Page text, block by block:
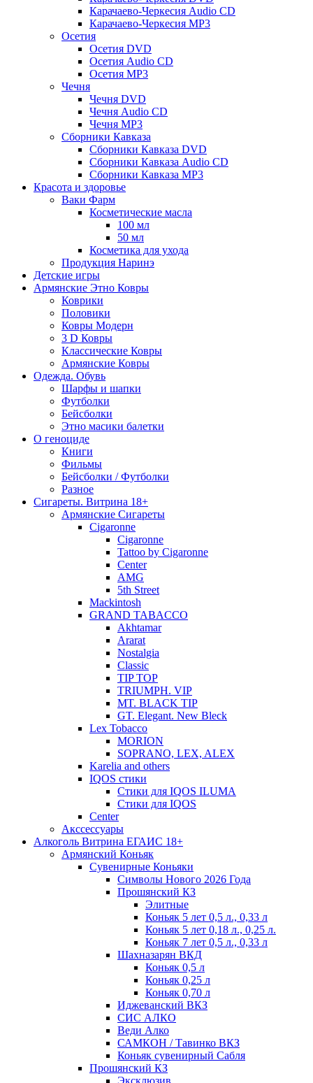
Карачаево-Черкесия Audio CD
Карачаево-Черкесия MP3
Осетия
Осетия DVD
Осетия Audio CD
Осетия MP3
Чечня
Чечня DVD
Чечня Audio CD
Чечня MP3
Сборники Кавказа
Сборники Кавказа DVD
Сборники Кавказа Audio CD
Сборники Кавказа MP3
Красота и здоровье
Ваки Фарм
Косметические масла
100 мл
50 мл
Косметика для ухода
Продукция Наринэ
Детские игры
Армянские Этно Ковры
Коврики
Половики
Ковры Модерн
3 D Ковры
Классические Ковры
Армянские Ковры
Одежда. Обувь
Шарфы и шапки
Футболки
Бейсболки
Этно масики балетки
О геноциде
Книги
Фильмы
Бейсболки / Футболки
Разное
Сигареты. Витрина 18+
Армянские Сигареты
Cigaronne
Cigaronne
Tattoo by Cigaronne
Center
AMG
5th Street
Mackintosh
GRAND TABACCO
Akhtamar
Ararat
Nostalgia
Classic
TIP TOP
TRIUMPH. VIP
MT. BLACK TIP
GT. Elegant. New Bleck
Lex Tobacco
MORION
SOPRANO, LEX, ALEX
Karelia and others
IQOS стики
Стики для IQOS ILUMA
Стики для IQOS
Сenter
Акссессуары
Алкоголь Витрина ЕГАИС 18+
Армянский Коньяк
Сувенирные Коньяки
Символы Нового 2026 Года
Прошянский КЗ
Элитные
Коньяк 5 лет 0,5 л., 0,33 л
Коньяк 5 лет 0,18 л., 0,25 л.
Коньяк 7 лет 0,5 л., 0,33 л
Шахназарян ВКД
Коньяк 0,5 л
Коньяк 0,25 л
Коньяк 0,70 л
Иджеванский ВКЗ
СИС АЛКО
Веди Алко
САМКОН / Тавинко ВКЗ
Коньяк сувенирный Сабля
Прошянский КЗ
Эксклюзив